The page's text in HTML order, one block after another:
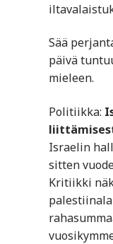
Sää
päivä
mieleen.
Politiikka:
Israelin
sitten
Kritiikki